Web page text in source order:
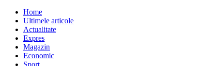
Home
Ultimele articole
Actualitate
Expres
Magazin
Economic
Sport